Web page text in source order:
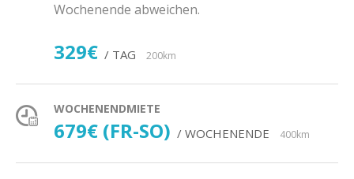
Wochenende abweichen.
329€ / TAG 200km
WOCHENENDMIETE
679€ (FR-SO) / WOCHENENDE 400km